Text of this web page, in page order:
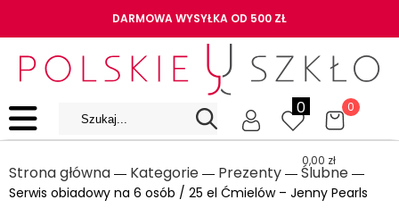
DARMOWA WYSYŁKA OD 500 ZŁ
0 0
0,00 zł
Strona główna ― Kategorie ― Prezenty ― Ślubne ―
Serwis obiadowy na 6 osób / 25 el Ćmielów – Jenny Pearls